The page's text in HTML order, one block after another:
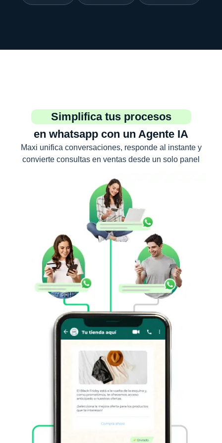
Simplifica tus procesos
en whatsapp con un Agente IA
Maxi unifica conversaciones, responde al instante y
convierte consultas en ventas desde un solo panel